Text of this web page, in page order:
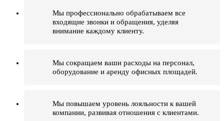
Мы профессионально обрабатываем все
входящие звонки и обращения, уделяя
внимание каждому клиенту.
Мы сокращаем ваши расходы на персонал,
оборудование и аренду офисных площадей.
Мы повышаем уровень лояльности к вашей
компании, развивая отношения с клиентами.